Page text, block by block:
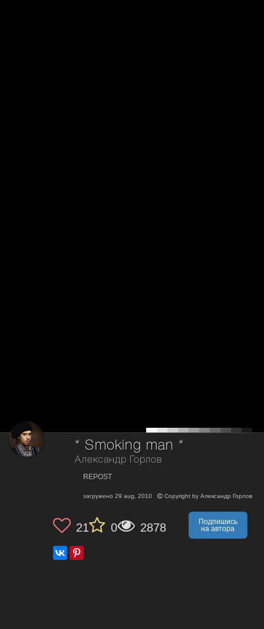
* Smoking man *
Александр Горлов
REPOST
загружено 29 aug, 2010 Copyright by Александр Горлов
21 0 2878
Подпишись
на автора